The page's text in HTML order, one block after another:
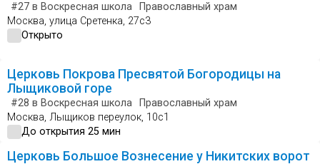
#27 в Воскресная школа
Православный храм
Москва, улица Сретенка, 27с3
Открыто
Церковь Покрова Пресвятой Богородицы на
Лыщиковой горе
#28 в Воскресная школа
Православный храм
Москва, Лыщиков переулок, 10с1
До открытия 25 мин
Церковь Большое Вознесение у Никитских ворот